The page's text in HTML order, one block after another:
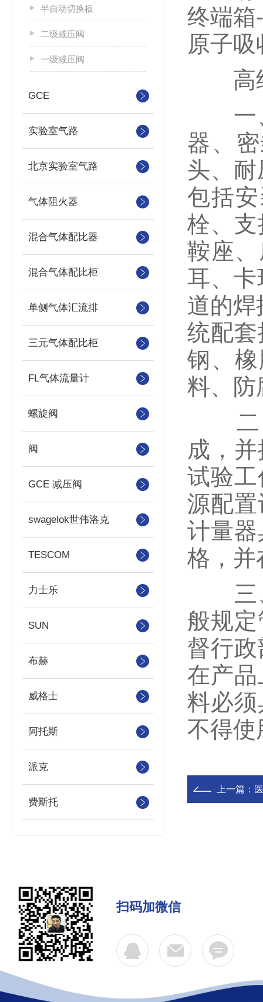
半自动切换板
二级减压阀
一级减压阀
GCE
实验室气路
北京实验室气路
气体阻火器
混合气体配比器
混合气体配比柜
单侧气体汇流排
三元气体配比柜
FL气体流量计
螺旋阀
阀
GCE 减压阀
swagelok世伟洛克
TESCOM
力士乐
SUN
布赫
威格士
阿托斯
派克
费斯托
终端箱
原子
高纯
一、
器、
头、
包括
栓、
鞍座
耳、
道的焊
统配
钢、
料、防
二、
成，
试验
源配
计量
格，并
三
般规
督行
在产
料必
不得使
上一篇：
扫码加微信